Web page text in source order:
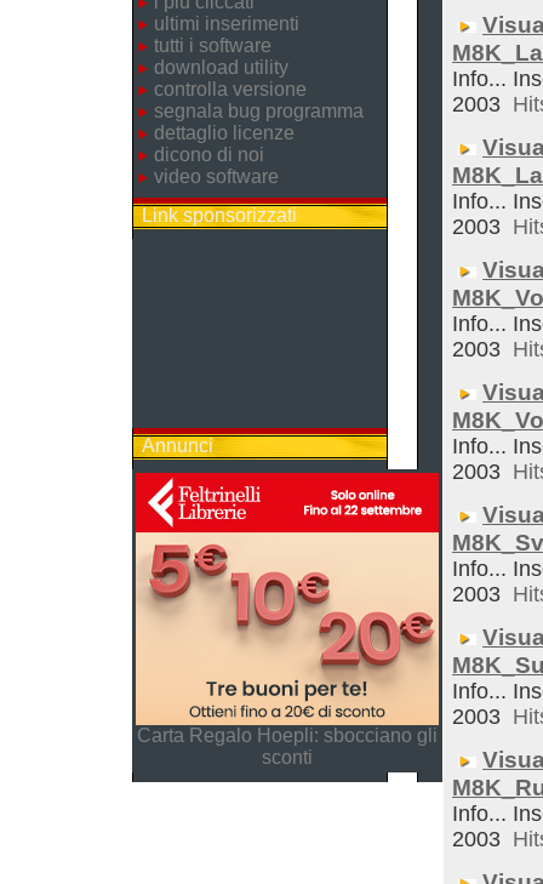
ultimi inserimenti
tutti i software
download utility
controlla versione
segnala bug programma
dettaglio licenze
dicono di noi
video software
Link sponsorizzati
Annunci
Carta Regalo Hoepli: sbocciano gli
sconti
Info...
2003
Info...
2003
Info...
2003
Info...
2003
Info...
2003
Info...
2003
Info...
2003